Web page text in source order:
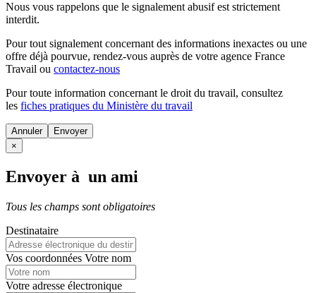
Nous vous rappelons que le signalement abusif est strictement
interdit.
Pour tout signalement concernant des informations inexactes ou une
offre déjà pourvue, rendez-vous auprès de votre agence France
Travail ou contactez-nous
Pour toute information concernant le droit du travail, consultez
les fiches pratiques du Ministère du travail
Annuler
×
Envoyer à un ami
Tous les champs sont obligatoires
Destinataire
Vos coordonnées Votre nom
Votre adresse électronique